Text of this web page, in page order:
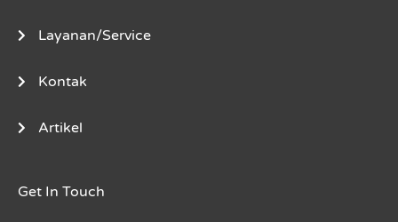
Layanan/Service
Kontak
Artikel
Get In Touch